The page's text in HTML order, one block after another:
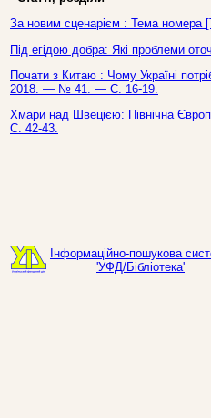
За новим сценарієм : Тема
Під егідою добра: Які проблеми
Почати з Китаю : Чому Україні
2018. — № 41. — С. 16-19.
Хмари над Швецією: Північна
С. 42-43.
Інформаційно-пошукова
'УФД/Бібліотека'